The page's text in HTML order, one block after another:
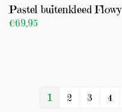
Pastel buitenkleed Flowy
€69,95
1 2 3 4